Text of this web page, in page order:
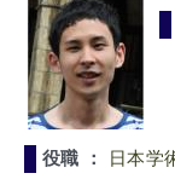
役職 ： 日本学